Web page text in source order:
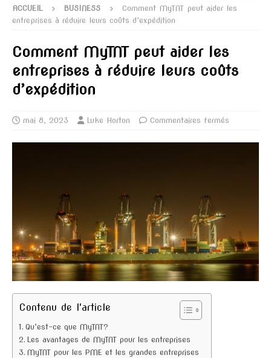
ACCUEIL BUSINESS
Comment MyTNT peut aider les
entreprises à réduire leurs coûts d’expédition
Comment MyTNT peut aider les
entreprises à réduire leurs coûts
d’expédition
mai 8, 2023 Luke Horton Commentaires fermés
Contenu de l'article
Qu’est-ce que MyTNT?
Les avantages de MyTNT pour les entreprises
MyTNT pour les PME et les grandes entreprises